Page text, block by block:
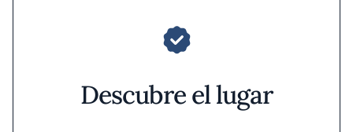
Descubre el lugar